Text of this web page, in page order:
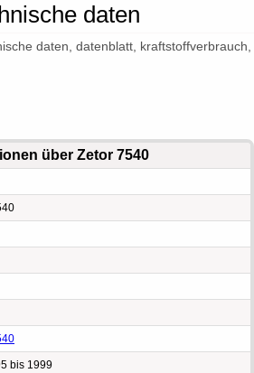
daten
daten, datenblatt, kraftstoffverbrauch,
über Zetor 7540
bis 1999